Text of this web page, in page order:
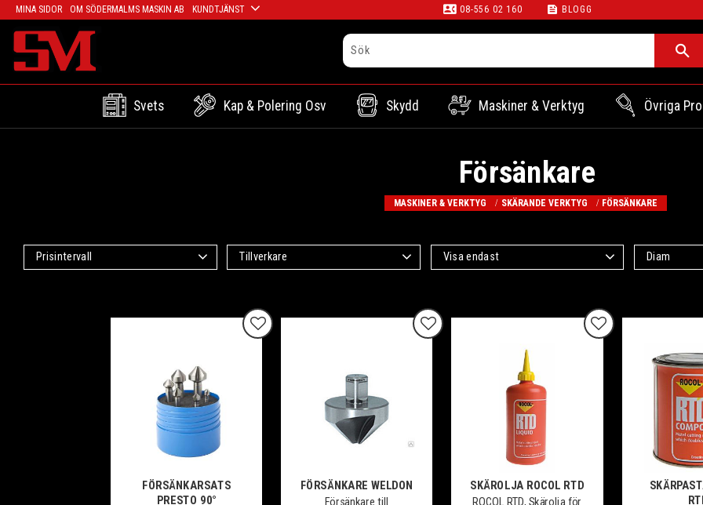
MINA SIDOR OM SÖDERMALMS MASKIN AB KUNDTJÄNST contact_phone 08-556 02 160 feed BLOGG
Svets Kap & Polering Osv Skydd Maskiner & Verktyg Övriga
Försänkare
MASKINER & VERKTYG SKÄRANDE VERKTYG FÖRSÄNKARE
Prisintervall Tillverkare Visa endast Diam
FÖRSÄNKARSATS
PRESTO 90°
Lägg till i favoriter
FÖRSÄNKARE WELDON
Försänkare till
Lägg till i favoriter
SKÄROLJA ROCOL RTD
ROCOL RTD, Skärolja för
Lägg till i favoriter